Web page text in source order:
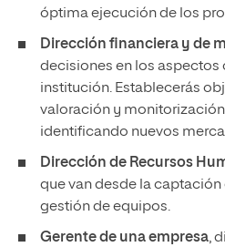
óptima ejecución de los
Dirección financiera y de
decisiones en los aspectos
institución. Establecerás
valoración y
identificando nuevos
Dirección de Recursos
que van desde la captación
gestión de equipos.
Gerente de una empresa,